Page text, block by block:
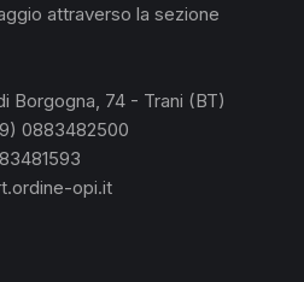
attraverso la sezione
Borgogna, 74 - Trani (BT)
0883482500
opi.it